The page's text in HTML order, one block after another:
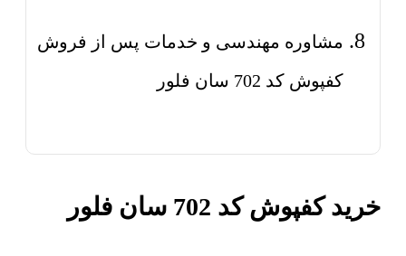
مشاوره مهندسی و خدمات پس از فروش
کفپوش کد 702 سان فلور
خرید کفپوش کد 702 سان فلور